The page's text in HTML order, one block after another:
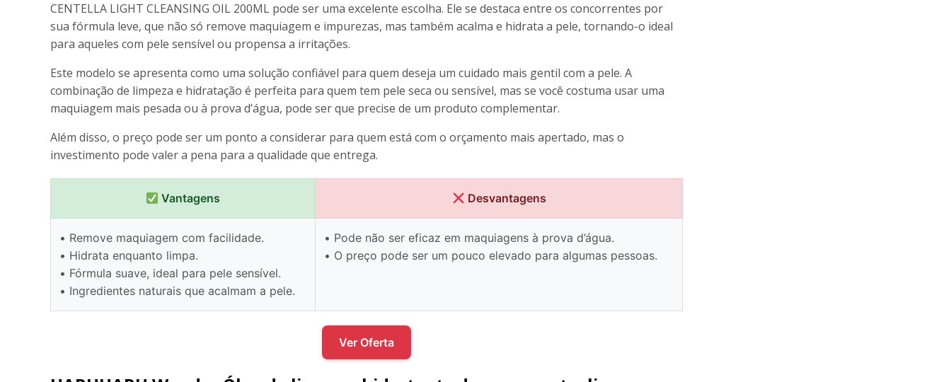
CENTELLA LIGHT CLEANSING OIL 200ML pode ser uma excelente escolha. Ele se destaca entre os concorrentes por
sua fórmula leve, que não só remove maquiagem e impurezas, mas também acalma e hidrata a pele, tornando-o ideal
para aqueles com pele sensível ou propensa a irritações.
Este modelo se apresenta como uma solução confiável para quem deseja um cuidado mais gentil com a pele. A
combinação de limpeza e hidratação é perfeita para quem tem pele seca ou sensível, mas se você costuma usar uma
maquiagem mais pesada ou à prova d’água, pode ser que precise de um produto complementar.
Além disso, o preço pode ser um ponto a considerar para quem está com o orçamento mais apertado, mas o
investimento pode valer a pena para a qualidade que entrega.
Vantagens Desvantagens
• Remove maquiagem com facilidade.
• Hidrata enquanto limpa.
• Fórmula suave, ideal para pele sensível.
• Ingredientes naturais que acalmam a pele.
• Pode não ser eficaz em maquiagens à prova d’água.
• O preço pode ser um pouco elevado para algumas pessoas.
Ver Oferta